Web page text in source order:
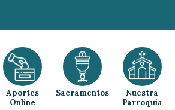
Aportes
Online
Sacramentos
Nuestra
Parroquia